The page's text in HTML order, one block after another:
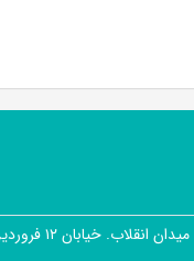
میدان انقلاب. خیابان ۱۲ فروردین. پلاک ۳۱۶